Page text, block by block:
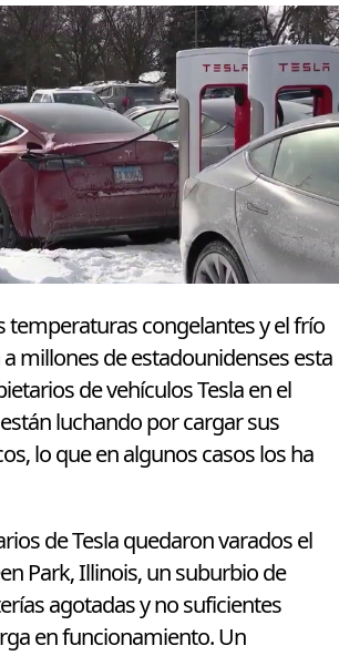
temperaturas congelantes y el frío
millones de estadounidenses esta
de vehículos Tesla en el
luchando por cargar sus
lo que en algunos casos los ha
de Tesla quedaron varados el
Park, Illinois, un suburbio de
agotadas y no suficientes
en funcionamiento. Un